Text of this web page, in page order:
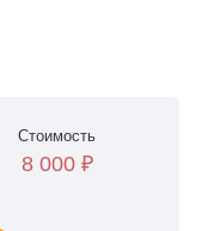
Стоимость
8 000 ₽